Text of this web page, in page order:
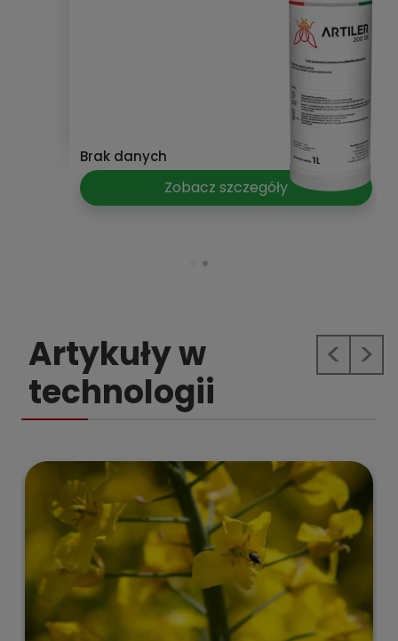
Brak danych
Zobacz szczegóły
Artykuły w
technologii
PreviousNext